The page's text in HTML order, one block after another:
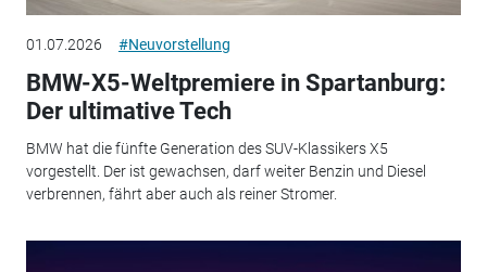
01.07.2026 #Neuvorstellung
BMW-X5-Weltpremiere in Spartanburg:
Der ultimative Tech
BMW hat die fünfte Generation des SUV-Klassikers X5
vorgestellt. Der ist gewachsen, darf weiter Benzin und Diesel
verbrennen, fährt aber auch als reiner Stromer.